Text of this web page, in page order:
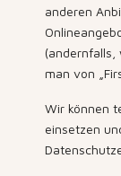
anderen
(andernfalls,
man von
Wir können
einsetzen